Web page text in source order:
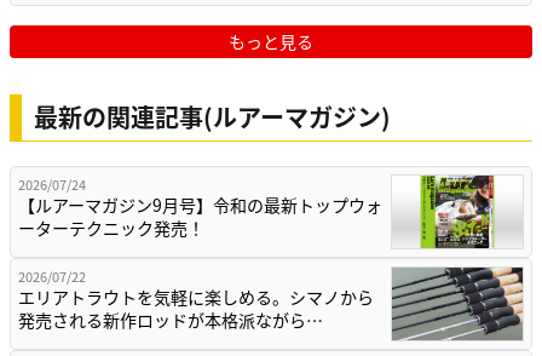
もっと見る
最新の関連記事(ルアーマガジン)
2026/07/24
【ルアーマガジン9月号】令和の最新トップウォ
ーターテクニック発売！
2026/07/22
エリアトラウトを気軽に楽しめる。シマノから
発売される新作ロッドが本格派ながら…